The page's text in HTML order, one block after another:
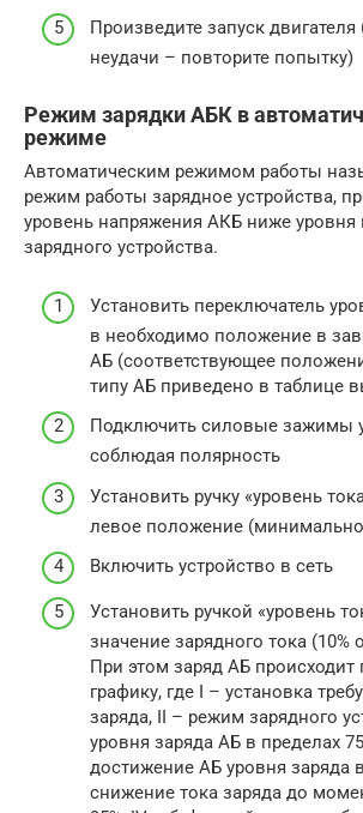
Произведите запуск двигателя
неудачи – повторите попытку)
Режим зарядки АБК в
режиме
Автоматическим режимом работы
режим работы зарядное устройства,
уровень напряжения АКБ ниже уровня
зарядного устройства.
Установить переключатель
в необходимо положение в
АБ (соответствующее
типу АБ приведено в таблице
Подключить силовые зажимы
соблюдая полярность
Установить ручку «уровень
левое положение
Включить устройство в сеть
Установить ручкой «уровень
значение зарядного тока (10%
При этом заряд АБ
графику, где I – установка
заряда, II – режим зарядного
уровня заряда АБ в пределах
достижение АБ уровня заряда
снижение тока заряда до